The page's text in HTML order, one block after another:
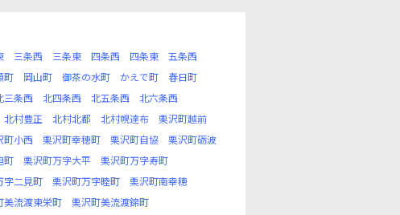
三条西 三条東 四条西 四条東
五条西
町 岡山町 御茶の水町 かえで町
春日町
三条西 北四条西 北五条西
北六条西
北村豊正 北村北都 北村幌達布
栗沢町越前
町小西 栗沢町幸穂町 栗沢町自協
栗沢町砺波
町 栗沢町万字大平
栗沢町万字寿町
字二見町 栗沢町万字睦町
栗沢町南幸穂
美流渡東栄町
栗沢町美流渡錦町